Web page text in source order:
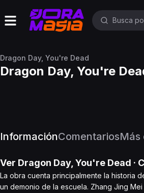
Dragon Day, You're Dead
Dragon Day, You're
InformaciónComentariosMás
Ver Dragon Day, You're Dead ·
La obra cuenta principalmente la historia
un demonio de la escuela. Zhang Jing